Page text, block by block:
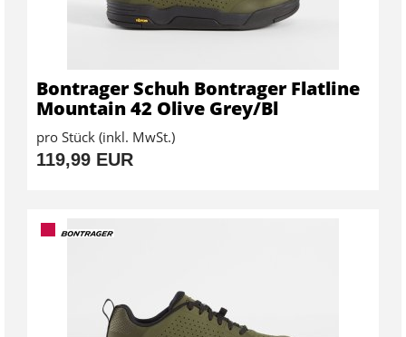
Bontrager Schuh Bontrager Flatline
Mountain 42 Olive Grey/Bl
pro Stück (inkl. MwSt.)
119,99 EUR